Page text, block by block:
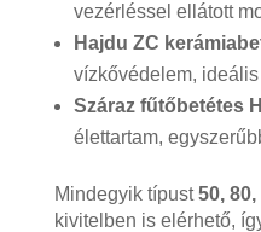
vezérléssel ellátott
Hajdu ZC
vízkővédelem,
Száraz fűtőbetétes
élettartam,
Mindegyik típust50,
kivitelben is elérhető,